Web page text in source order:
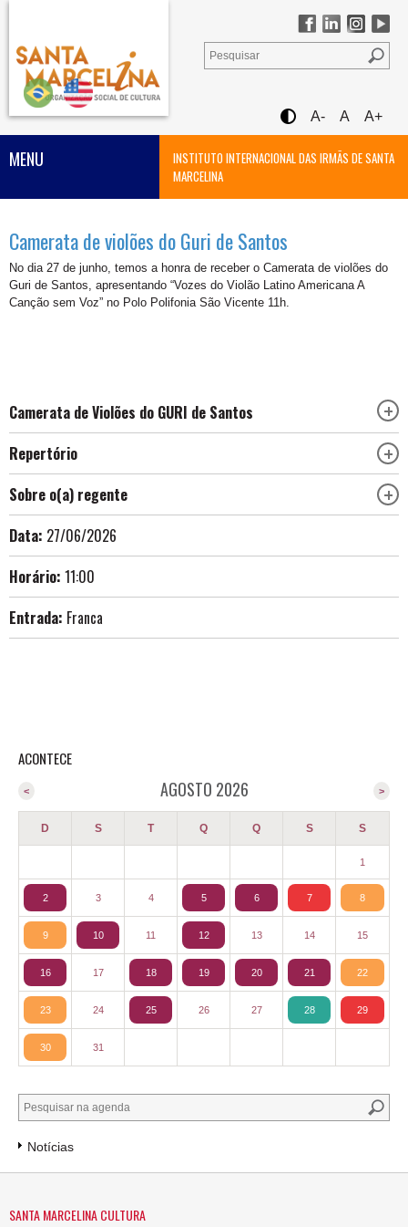
A- A A+
INSTITUTO INTERNACIONAL DAS IRMÃS DE SANTA
MARCELINA
MENU
Camerata de violões do Guri de Santos
No dia 27 de junho, temos a honra de receber o Camerata de violões do
Guri de Santos, apresentando “Vozes do Violão Latino Americana A
Canção sem Voz” no Polo Polifonia São Vicente 11h.
Camerata de Violões do GURI de Santos
Repertório
Sobre o(a) regente
Data: 27/06/2026
Horário: 11:00
Entrada: Franca
ACONTECE
AGOSTO 2026 >
<
D S T Q Q S S
1
2 3 4 5 6 7 8
9 10 11 12 13 14 15
16 17 18 19 20 21 22
23 24 25 26 27 28 29
30 31
Notícias
SANTA MARCELINA CULTURA